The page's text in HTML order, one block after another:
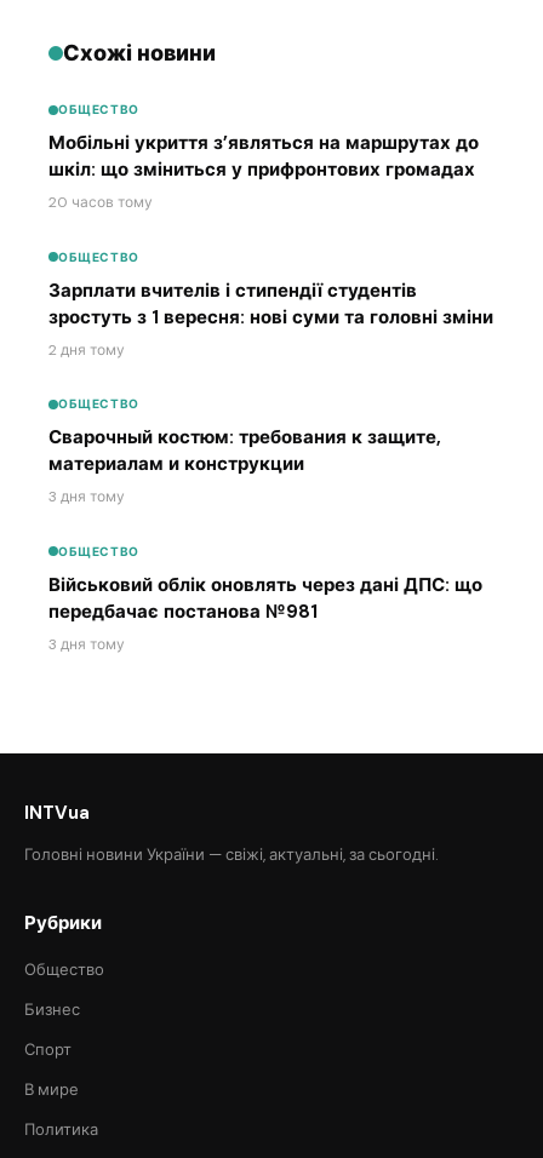
Схожі новини
ОБЩЕСТВО
Мобільні укриття з’являться на маршрутах до
шкіл: що зміниться у прифронтових громадах
20 часов тому
ОБЩЕСТВО
Зарплати вчителів і стипендії студентів
зростуть з 1 вересня: нові суми та головні зміни
2 дня тому
ОБЩЕСТВО
Сварочный костюм: требования к защите,
материалам и конструкции
3 дня тому
ОБЩЕСТВО
Військовий облік оновлять через дані ДПС: що
передбачає постанова №981
3 дня тому
INTVua
Головні новини України — свіжі, актуальні, за сьогодні.
Рубрики
Общество
Бизнес
Спорт
В мире
Политика